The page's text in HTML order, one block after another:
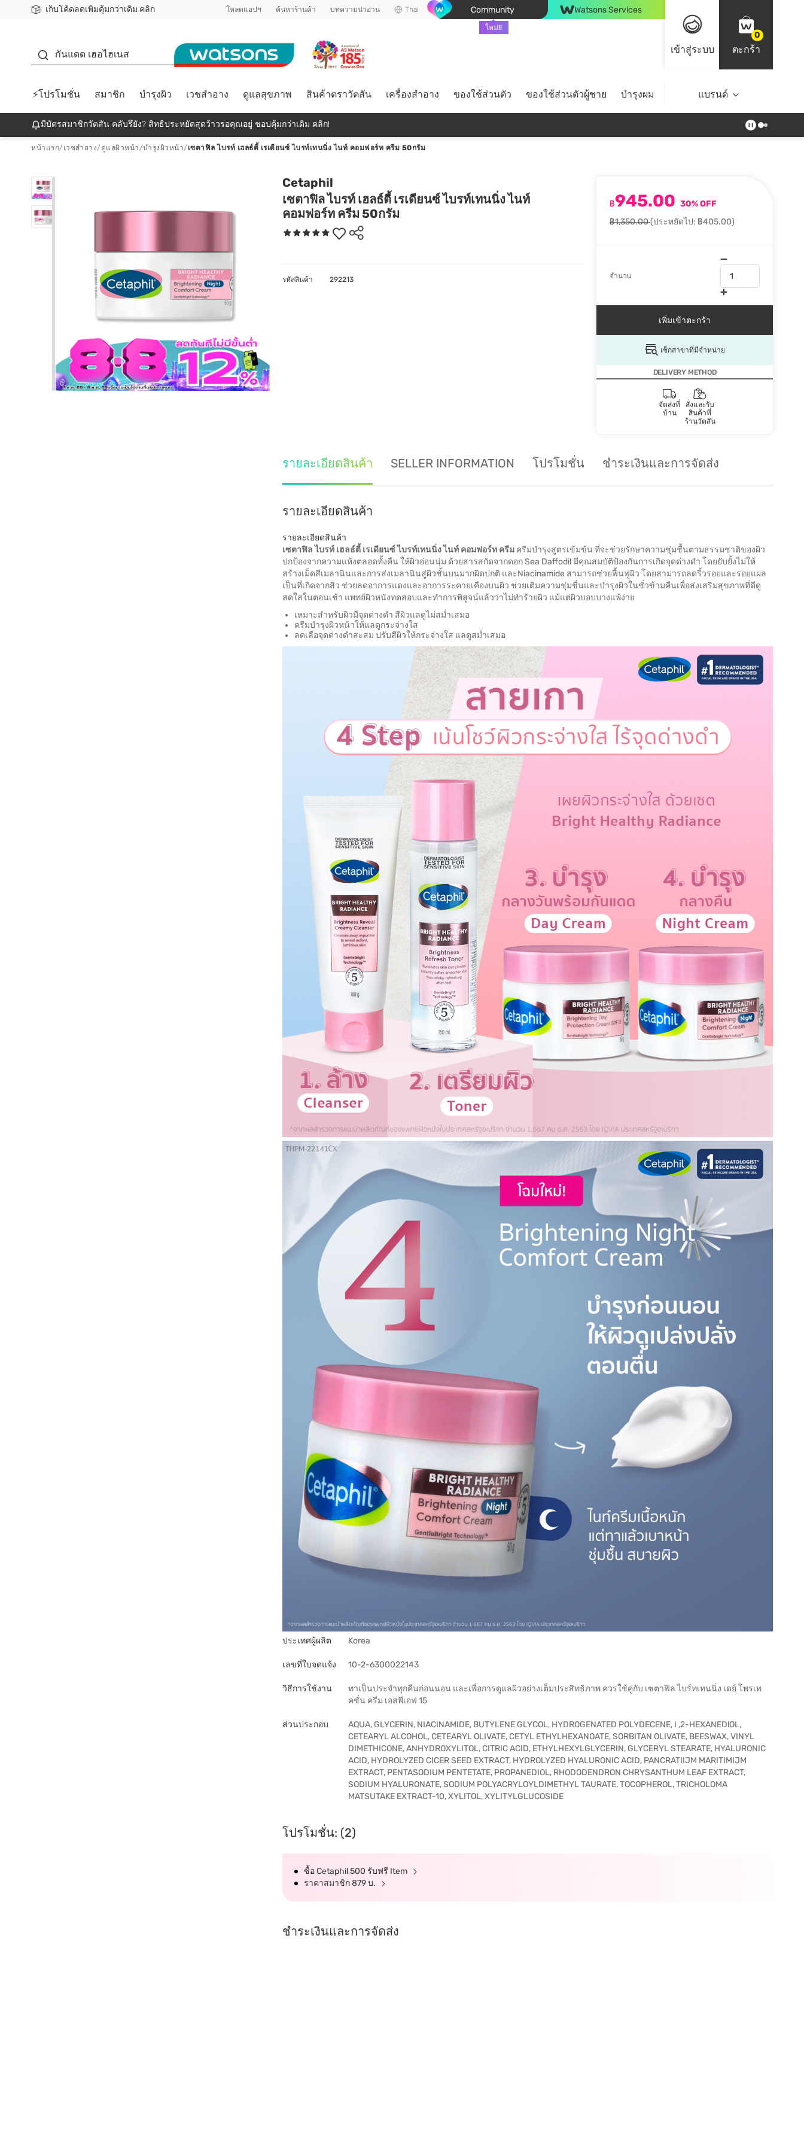
เก็บโค้ดลดเพิ่มคุ้มกว่าเดิม คลิก
ชอปออนไลน์ครั้งแรก ลดเพิ่มจุก ๆ 10%! 🎉
📦ส่งฟรี! เมื่อชอป 499฿
สมาชิกวัตสัน คลับดียังไง? โหลดแอปฯ ค้นหาร้านค้า บทความน่าอ่าน Thai Community
ใหม่!!
Watsons Services
เข้าสู่ระบบ
0
ตะกร้า
กันแดด เฮอไฮเนส
⚡โปรโมชั่น สมาชิก บำรุงผิว เวชสำอาง ดูแลสุขภาพ สินค้าตราวัตสัน เครื่องสำอาง ของใช้ส่วนตัว ของใช้ส่วนตัวผู้ชาย บำรุงผม ไลฟ์สไตล์ Top Brands
แบรนด์
มีบัตรสมาชิกวัตสัน คลับรึยัง? สิทธิประหยัดสุดว้าวรอคุณอยู่ ชอปคุ้มกว่าเดิม คลิก!
หน้าแรก/ เวชสำอาง/ ดูแลผิวหน้า/บำรุงผิวหน้า/ เซตาฟิล ไบรท์ เฮลธ์ตี้ เรเดียนซ์ ไบรท์เทนนิ่ง ไนท์ คอมฟอร์ท ครีม 50กรัม
Cetaphil
เซตาฟิล ไบรท์ เฮลธ์ตี้ เรเดียนซ์ ไบรท์เทนนิ่ง ไนท์
คอมฟอร์ท ครีม 50กรัม
฿945.00 30% OFF
฿1,350.00(ประหยัดไป: ฿405.00)
จำนวน
เพิ่มเข้าตะกร้า
เช็กสาขาที่มีจำหน่าย
DELIVERY METHOD
จัดส่งที่
บ้าน
สั่งและรับ
สินค้าที่
ร้านวัตสัน
รหัสสินค้า 292213
รายละเอียดสินค้า SELLER INFORMATION โปรโมชั่น ชำระเงินและการจัดส่ง
รายละเอียดสินค้า
รายละเอียดสินค้า
เซตาฟิล ไบรท์ เฮลธ์ตี้ เรเดียนซ์ ไบรท์เทนนิ่ง ไนท์ คอมฟอร์ท ครีม ครีมบำรุงสูตรเข้มข้น ที่จะช่วยรักษาความชุ่มชื้นตามธรรมชาติของผิว
ปกป้องจากความแห้งตลอดทั้งคืน ให้ผิวอ่อนนุ่ม ด้วยสารสกัดจากดอก Sea Daffodil มีคุณสมบัติป้องกันการเกิดจุดด่างดำ โดยยับยั้งไม่ให้
สร้างเม็ดสีเมลานินและการส่งเมลานินสู่ผิวชั้นบนมากผิดปกติ และNiacinamide สามารถช่วยฟื้นฟูผิว โดยสามารถลดริ้วรอยและรอยแผล
เป็นที่เกิดจากสิว ช่วยลดอาการแดงและอาการระคายเคืองบนผิว ช่วยเติมความชุ่มชื่นและบำรุงผิวในชั่วข้ามคืนเพื่อส่งเสริมสุขภาพที่ดีดู
สดใสในตอนเช้า แพทย์ผิวหนังทดสอบและทำการพิสูจน์แล้วว่าไม่ทำร้ายผิว แม้แต่ผิวบอบบางแพ้ง่าย
เหมาะสำหรับผิวมีจุดด่างดำ สีผิวแลดูไม่สม่ำเสมอ
ครีมบำรุงผิวหน้าให้แลดูกระจ่างใส
ลดเลือจุดด่างดำสะสม ปรับสีผิวให้กระจ่างใส แลดูสม่ำเสมอ
ประเทศผู้ผลิต Korea
เลขที่ใบจดแจ้ง 10-2-6300022143
วิธีการใช้งาน
ทาเป็นประจำทุกคืนก่อนนอน และเพื่อการดูแลผิวอย่างเต็มประสิทธิภาพ ควรใช้คู่กับ เซตาฟิล ไบร์ทเทนนิ่ง เดย์ โพรเท
คชั่น ครีม เอสพีเอฟ 15
ส่วนประกอบ
AQUA, GLYCERIN, NIACINAMIDE, BUTYLENE GLYCOL, HYDROGENATED POLYDECENE, I ,2-HEXANEDlOL,
CETEARYL ALCOHOL, CETEARYL OLIVATE, CETYL ETHYLHEXANOATE, SORBITAN OLIVATE, BEESWAX, VINYL
DIMETHICONE, ANHYDROXYLITOL, CITRIC ACID, ETHYLHEXYLGLYCERIN, GLYCERYL STEARATE, HYALURONIC
ACID, HYDROLYZED CICER SEED EXTRACT, HYDROLYZED HYALURONIC ACID, PANCRATIIJM MARITIMIJM
EXTRACT, PENTASODIUM PENTETATE, PROPANEDIOL, RHODODENDRON CHRYSANTHUM LEAF EXTRACT,
SODIUM HYALURONATE, SODIUM POLYACRYLOYLDIMETHYL TAURATE, TOCOPHEROL, TRICHOLOMA
MATSUTAKE EXTRACT-10, XYLITOL, XYLITYLGLUCOSIDE
โปรโมชั่น: (2)
ซื้อ Cetaphil 500 รับฟรี Item
ราคาสมาชิก 879 บ.
ชำระเงินและการจัดส่ง